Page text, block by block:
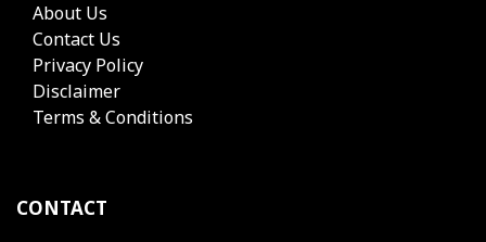
About Us
Contact Us
Privacy Policy
Disclaimer
Terms & Conditions
CONTACT